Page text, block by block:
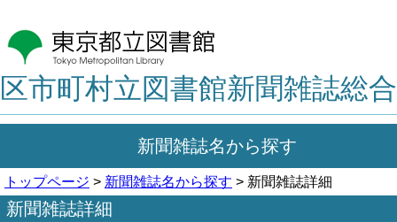
区市町村立図書館新聞雑誌総
新聞雑誌名から探す
トップページ > 新聞雑誌名から探す > 新聞雑誌詳細
新聞雑誌詳細